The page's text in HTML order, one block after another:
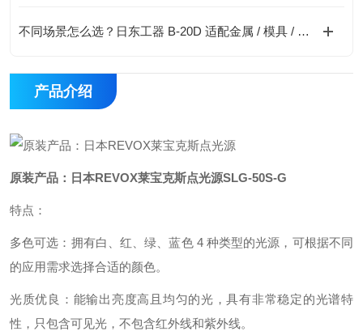
不同场景怎么选？日东工器 B-20D 适配金属 / 模具 / 配件选购方案
产品介绍
原装产品：日本REVOX莱宝克斯点光源SLG-50S-G
特点：
多色可选：拥有白、红、绿、蓝色 4 种类型的光源，可根据不同
的应用需求选择合适的颜色。
光质优良：能输出亮度高且均匀的光，具有非常稳定的光谱特
性，只包含可见光，不包含红外线和紫外线。